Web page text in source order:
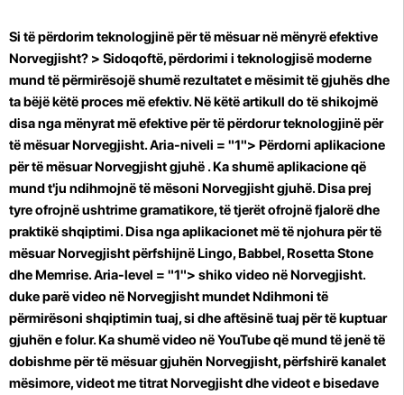
Si të përdorim teknologjinë për të mësuar në mënyrë efektive
Norvegjisht? > Sidoqoftë, përdorimi i teknologjisë moderne
mund të përmirësojë shumë rezultatet e mësimit të gjuhës dhe
ta bëjë këtë proces më efektiv. Në këtë artikull do të shikojmë
disa nga mënyrat më efektive për të përdorur teknologjinë për
të mësuar Norvegjisht. Aria-niveli = "1"> Përdorni aplikacione
për të mësuar Norvegjisht gjuhë . Ka shumë aplikacione që
mund t'ju ndihmojnë të mësoni Norvegjisht gjuhë. Disa prej
tyre ofrojnë ushtrime gramatikore, të tjerët ofrojnë fjalorë dhe
praktikë shqiptimi. Disa nga aplikacionet më të njohura për të
mësuar Norvegjisht përfshijnë Lingo, Babbel, Rosetta Stone
dhe Memrise. Aria-level = "1"> shiko video në Norvegjisht.
duke parë video në Norvegjisht mundet Ndihmoni të
përmirësoni shqiptimin tuaj, si dhe aftësinë tuaj për të kuptuar
gjuhën e folur. Ka shumë video në YouTube që mund të jenë të
dobishme për të mësuar gjuhën Norvegjisht, përfshirë kanalet
mësimore, videot me titrat Norvegjisht dhe videot e bisedave